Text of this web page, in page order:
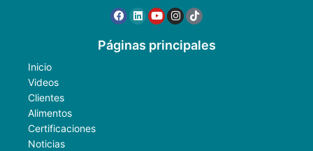
Páginas principales
Inicio
Videos
Clientes
Alimentos
Certificaciones
Noticias